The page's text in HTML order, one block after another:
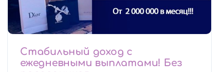
Стабильный доход с
ежедневными выплатами! Без